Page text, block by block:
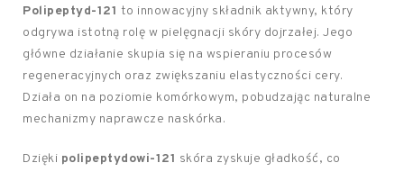
Polipeptyd-121 to innowacyjny składnik aktywny, który
odgrywa istotną rolę w pielęgnacji skóry dojrzałej. Jego
główne działanie skupia się na wspieraniu procesów
regeneracyjnych oraz zwiększaniu elastyczności cery.
Działa on na poziomie komórkowym, pobudzając naturalne
mechanizmy naprawcze naskórka.
Dzięki polipeptydowi-121 skóra zyskuje gładkość, co